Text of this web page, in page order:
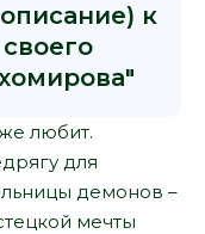
к
любит.
для
демонов –
мечты